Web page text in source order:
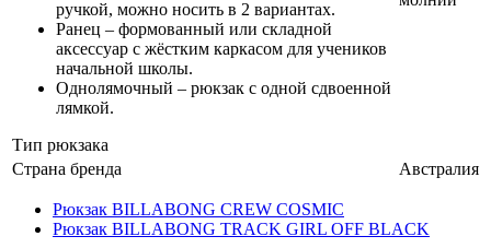
ручкой, можно носить в 2 вариантах.
Ранец – формованный или складной
аксессуар с жёстким каркасом для учеников
начальной школы.
Однолямочный – рюкзак с одной сдвоенной
лямкой.
Тип рюкзака
Страна бренда Австралия
Рюкзак BILLABONG CREW СOSMIC
Рюкзак BILLABONG TRACK GIRL OFF BLACK